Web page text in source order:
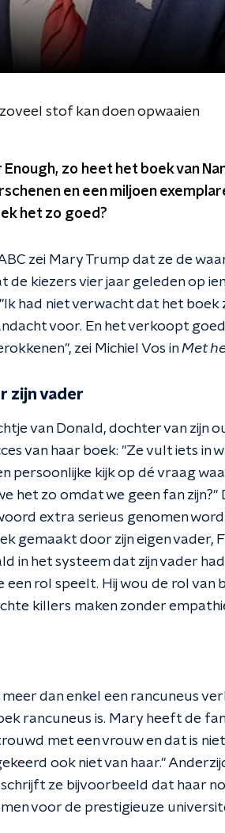
stof kan doen opwaaien
zo heet het boek van
en een miljoen
het zo goed?
zei Mary Trump dat ze de
de kiezers vier jaar geleden op
had niet verwacht dat het
voor. En het verkoopt
zei Michiel Vos inMet
zijn vader
van Donald, dochter van zijn
van haar boek: "Ze vult iets in
persoonlijke kijk op dé vraag
het zo omdat we geen fan
extra serieus genomen
gemaakt door zijn eigen vader,
in het systeem dat zijn vader
een rol speelt. Hij wou de rol van
killers maken zonder
dan enkel een rancuneus
rancuneus is. Mary heeft de
met een vrouw en dat is niet
ook niet van haar."
ze bijvoorbeeld dat haar
voor de prestigieuze